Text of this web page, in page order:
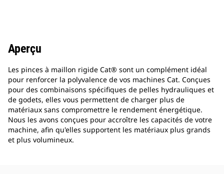
Aperçu
Les pinces à maillon rigide Cat® sont un complément idéal
pour renforcer la polyvalence de vos machines Cat. Conçues
pour des combinaisons spécifiques de pelles hydrauliques et
de godets, elles vous permettent de charger plus de
matériaux sans compromettre le rendement énergétique.
Nous les avons conçues pour accroître les capacités de votre
machine, afin qu'elles supportent les matériaux plus grands
et plus volumineux.